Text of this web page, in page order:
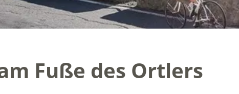
Fuße des Ortlers